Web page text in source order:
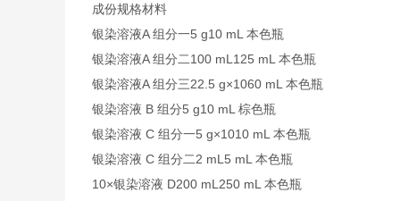
成份规格材料
银染溶液A 组分一5 g10 mL 本色瓶
银染溶液A 组分二100 mL 125 mL 本色瓶
银染溶液A 组分三22.5 g×1060 mL 本色瓶
银染溶液 B 组分5 g10 mL 棕色瓶
银染溶液 C 组分一5 g×1010 mL 本色瓶
银染溶液 C 组分二2 mL 5 mL 本色瓶
10×银染溶液 D200 mL 250 mL 本色瓶